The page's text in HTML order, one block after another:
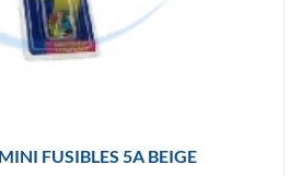
FUSIBLES 5A BEIGE